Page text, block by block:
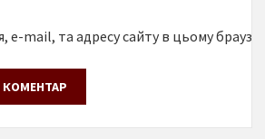
e-mail, та адресу сайту в цьому